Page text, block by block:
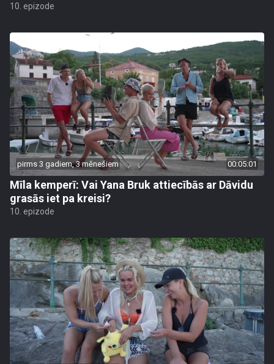
10. epizode
pirms 3 gadiem, 3 mēnešiem 00:05:01
Mīla kemperī: Vai Yana Bruk attiecībās ar Dāvidu
grasās iet pa kreisi?
10. epizode